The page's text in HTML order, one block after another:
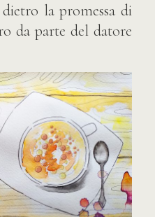
la promessa di
da parte del datore